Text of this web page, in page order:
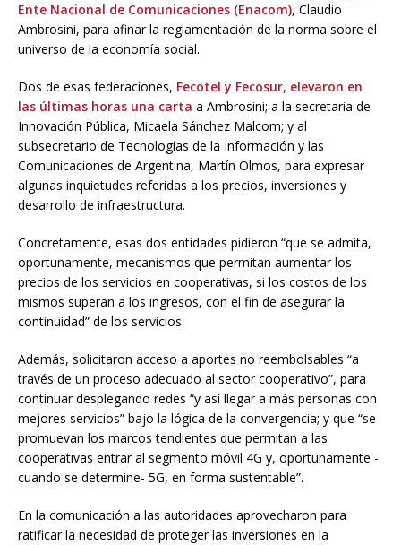
Ente Nacional de Comunicaciones (Enacom), Claudio
Ambrosini, para afinar la reglamentación de la norma sobre el
universo de la economía social.
Dos de esas federaciones, Fecotel y Fecosur, elevaron en
las últimas horas una carta a Ambrosini; a la secretaria de
Innovación Pública, Micaela Sánchez Malcom; y al
subsecretario de Tecnologías de la Información y las
Comunicaciones de Argentina, Martín Olmos, para expresar
algunas inquietudes referidas a los precios, inversiones y
desarrollo de infraestructura.
Concretamente, esas dos entidades pidieron “que se admita,
oportunamente, mecanismos que permitan aumentar los
precios de los servicios en cooperativas, si los costos de los
mismos superan a los ingresos, con el fin de asegurar la
continuidad” de los servicios.
Además, solicitaron acceso a aportes no reembolsables “a
través de un proceso adecuado al sector cooperativo”, para
continuar desplegando redes “y así llegar a más personas con
mejores servicios” bajo la lógica de la convergencia; y que “se
promuevan los marcos tendientes que permitan a las
cooperativas entrar al segmento móvil 4G y, oportunamente -
cuando se determine- 5G, en forma sustentable”.
En la comunicación a las autoridades aprovecharon para
ratificar la necesidad de proteger las inversiones en la